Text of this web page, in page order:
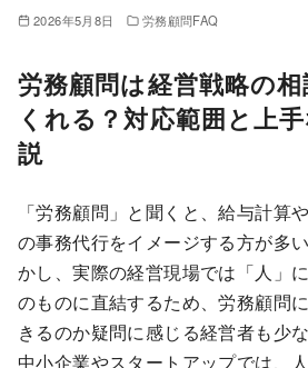
2026年5月8日 労務顧問FAQ
労務顧問は経営戦略の
くれる？対応範囲と上
説
「労務顧問」と聞くと、給与計算
の事務代行をイメージする方が多
かし、実際の経営現場では「人」
のものに直結するため、労務顧問
きるのか疑問に感じる経営者も少
中小企業やスタートアップでは、